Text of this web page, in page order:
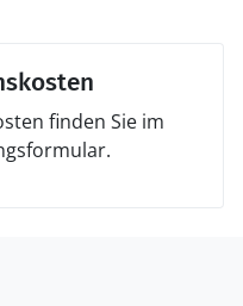
finden Sie im